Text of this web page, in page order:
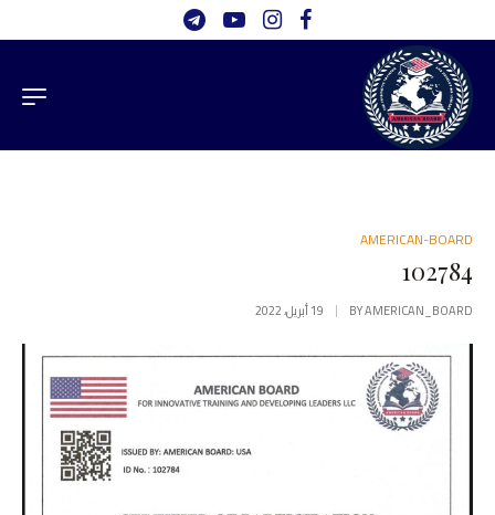
AMERICAN-BOARD
102784
BYAMERICAN_BOARD 19 أبريل، 2022